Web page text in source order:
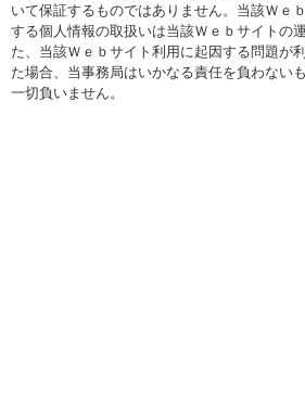
いて保証するものではありません。当該Ｗｅ
する個人情報の取扱いは当該Ｗｅｂサイトの
た、当該Ｗｅｂサイト利用に起因する問題が
た場合、当事務局はいかなる責任を負わない
一切負いません。